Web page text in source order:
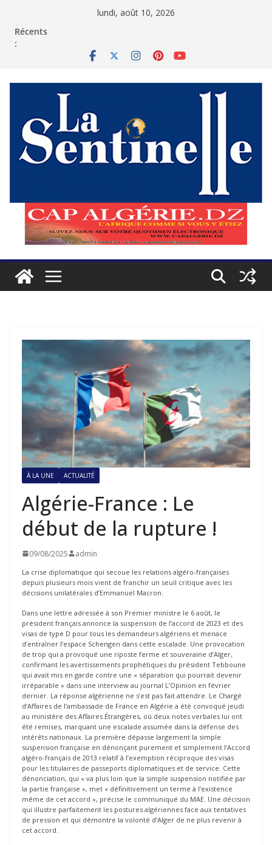
lundi, août 10, 2026
Récents
:
À LA UNE ACTUALITÉ
Algérie-France : Le
début de la rupture !
09/08/2025 admin
La crise diplomatique qui secoue les relations algéro-françaises
depuis plusieurs mois vient de franchir un seuil critique avec les
décisions unilatérales d’Emmanuel Macron.
Dans une lettre adressée à son Premier ministre le 6 août, le
président français annonce la suspension de l’accord de 2023 et des
visas de type D pour tous les demandeurs algériens et menace
d’entraîner l’espace Schengen dans cette escalade. Une provocation
de trop qui a provoqué une riposte ferme et souveraine d’Alger,
confirmant les avertissements prophétiques du président Tebboune
qui avait mis en garde contre une « séparation qui pourrait devenir
irréparable » dans une interview au journal L’Opinion en février
dernier. La réponse algérienne ne s’est pas fait attendre. Le Chargé
d’Affaires de l’ambassade de France en Algérie a été convoqué jeudi
au ministère des Affaires Étrangères, où deux notes verbales lui ont
été remises, marquant une escalade assumée dans la défense des
intérêts nationaux. La première dépasse largement la simple
suspension française en dénonçant purement et simplement l’Accord
algéro-français de 2013 relatif à l’exemption réciproque des visas
pour les titulaires de passeports diplomatiques et de service. Cette
dénonciation, qui « va plus loin que la simple suspension notifiée par
la partie française », met « définitivement un terme à l’existence
même de cet accord », précise le communiqué du MAE. Une décision
qui illustre parfaitement les postures algériennes face aux tentatives
de pression et qui démontre la volonté d’Alger de ne plus revenir à
cet accord.